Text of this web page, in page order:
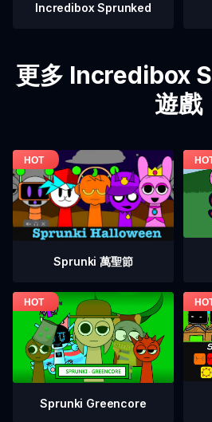
Incredibox Sprunked
更多 Incredibox
遊戲
Sprunki 萬聖節
Sprunki Greencore